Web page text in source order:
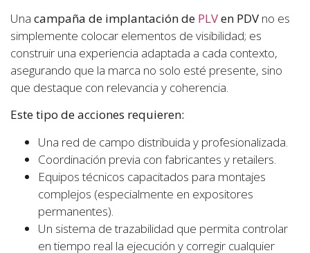
Una campaña de implantación de PLVen PDV no es
simplemente colocar elementos de visibilidad; es
construir una experiencia adaptada a cada contexto,
asegurando que la marca no solo esté presente, sino
que destaque con relevancia y coherencia.
Este tipo de acciones requieren:
Una red de campo distribuida y profesionalizada.
Coordinación previa con fabricantes y retailers.
Equipos técnicos capacitados para montajes
complejos (especialmente en expositores
permanentes).
Un sistema de trazabilidad que permita controlar
en tiempo real la ejecución y corregir cualquier